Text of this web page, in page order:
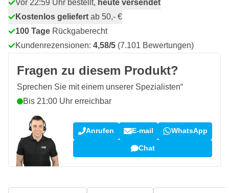
Vor 22:59 Uhr bestellt, heute versendet
Kostenlos geliefert ab 50,- €
100 Tage Rückgaberecht
Kundenrezensionen: 4,58/5 (7.101 Bewertungen)
Fragen zu diesem Produkt?
Sprechen Sie mit einem unserer Spezialisten“
Bis 21:00 Uhr erreichbar
Anrufen E-mail WhatsApp
Chat